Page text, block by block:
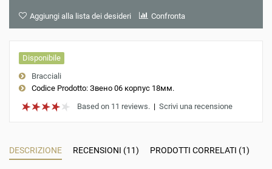
Aggiungi alla lista dei desideri Confronta
Disponibile
Bracciali
Codice Prodotto: Звено 06 корпус 18мм.
Based on 11 reviews. | Scrivi una recensione
DESCRIZIONE RECENSIONI (11) PRODOTTI CORRELATI (1)